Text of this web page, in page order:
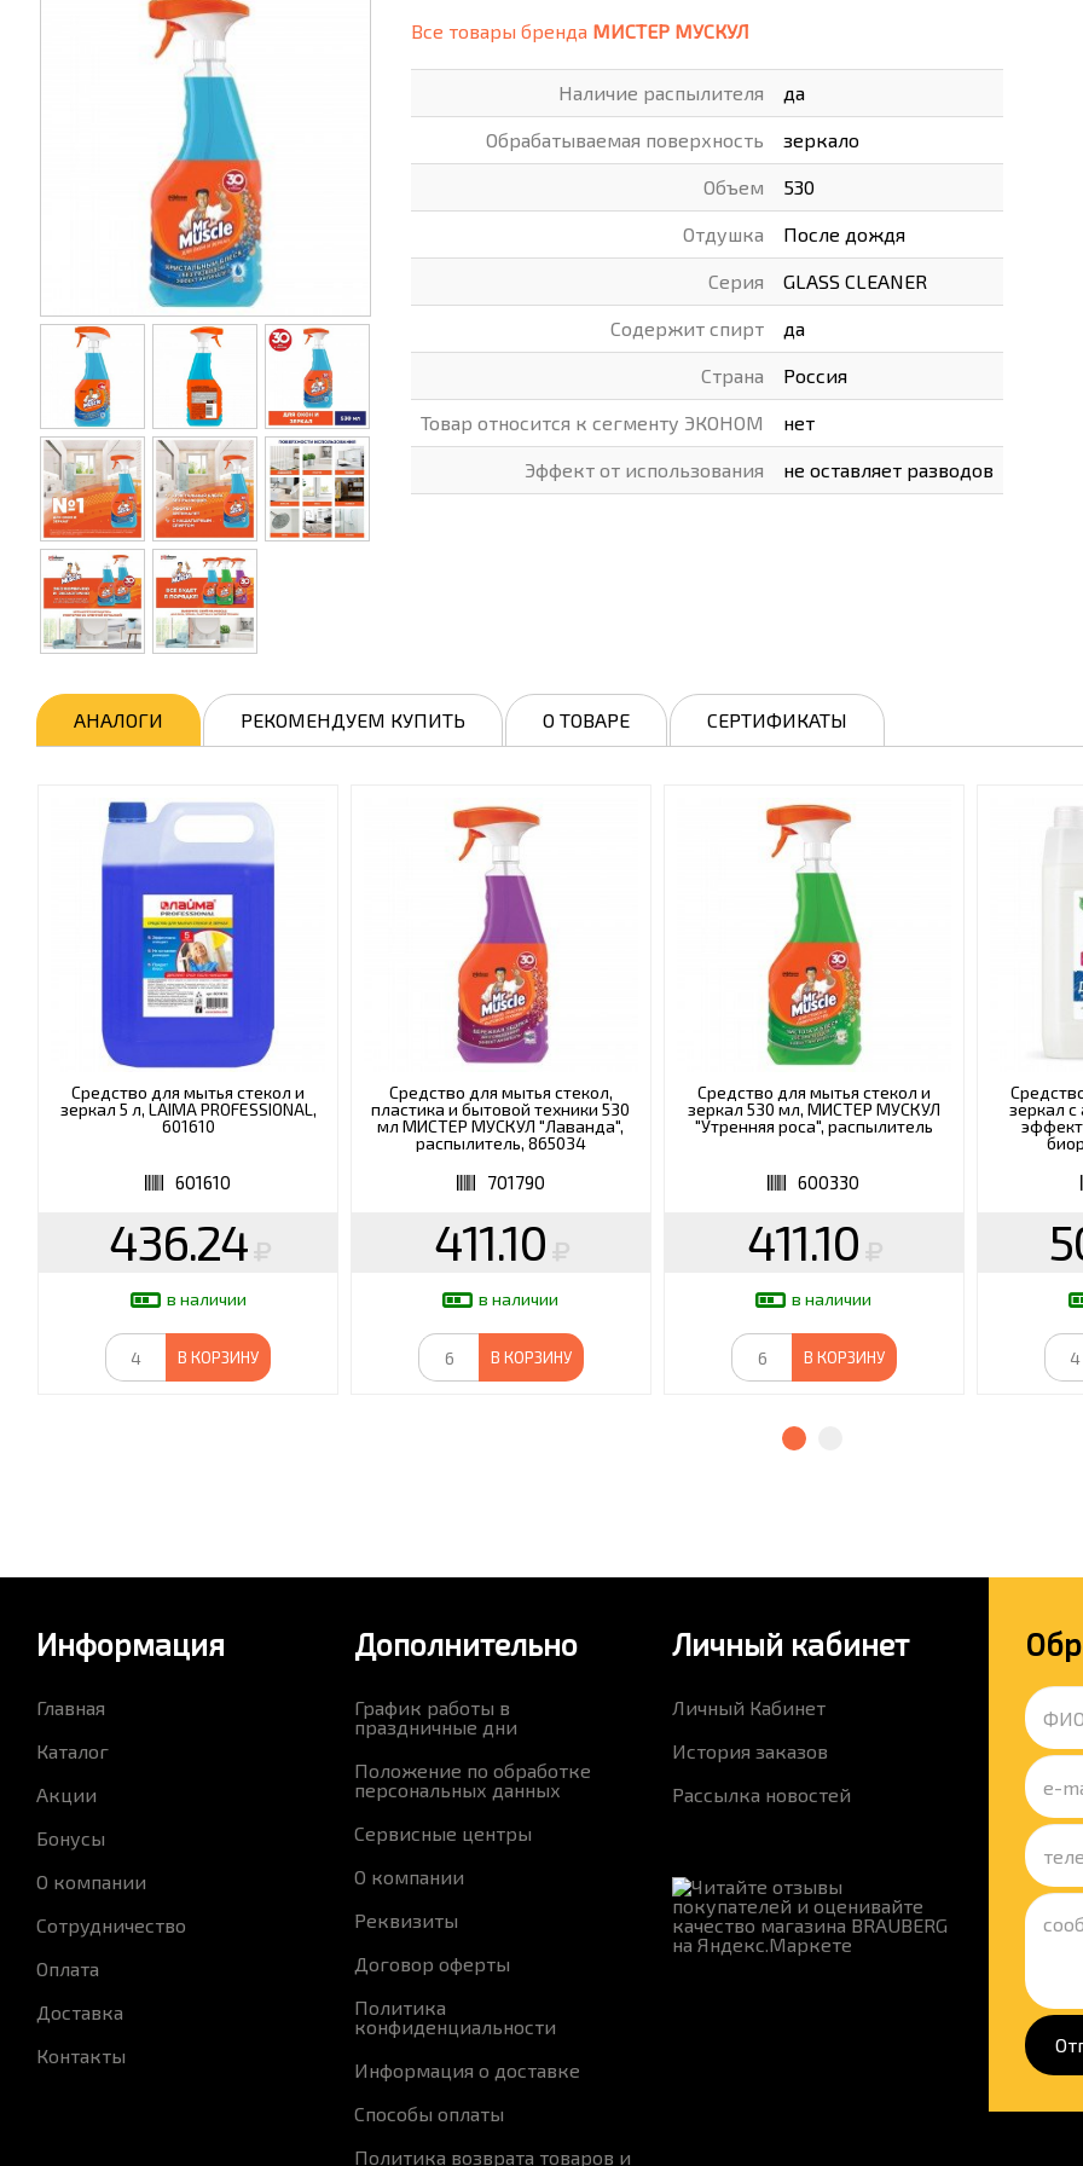
ХОББИ И ТВОРЧЕСТВО ХОЗТОВАРЫ
ЭЛЕКТРОНИКА
ЭЛЕКТРОТОВАРЫ И ОСВЕЩЕНИЕ
Все товары бренда МИСТЕР МУСКУЛ
Наличие распылителя да
Обрабатываемая поверхность зеркало
Объем 530
Отдушка После дождя
Серия GLASS CLEANER
Содержит спирт да
Страна Россия
Товар относится к сегменту ЭКОНОМ нет
Эффект от использования не оставляет разводов
АНАЛОГИ РЕКОМЕНДУЕМ КУПИТЬ О ТОВАРЕ СЕРТИФИКАТЫ
Средство для мытья стекол и
зеркал 5 л, LAIMA PROFESSIONAL,
601610
601610
436.24
в наличии
В КОРЗИНУ
Средство для мытья стекол,
пластика и бытовой техники 530
мл МИСТЕР МУСКУЛ "Лаванда",
распылитель, 865034
701790
411.10
в наличии
В КОРЗИНУ
Средство для мытья стекол и
зеркал 530 мл, МИСТЕР МУСКУЛ
"Утренняя роса", распылитель
600330
411.10
в наличии
В КОРЗИНУ
зеркал
Информация
Главная
Каталог
Акции
Бонусы
О компании
Сотрудничество
Оплата
Доставка
Контакты
Дополнительно
График работы в
праздничные дни
Положение по обработке
персональных данных
Сервисные центры
О компании
Реквизиты
Договор оферты
Политика
конфиденциальности
Информация о доставке
Способы оплаты
Политика возврата товаров и
Личный кабинет
Личный Кабинет
История заказов
Рассылка новостей